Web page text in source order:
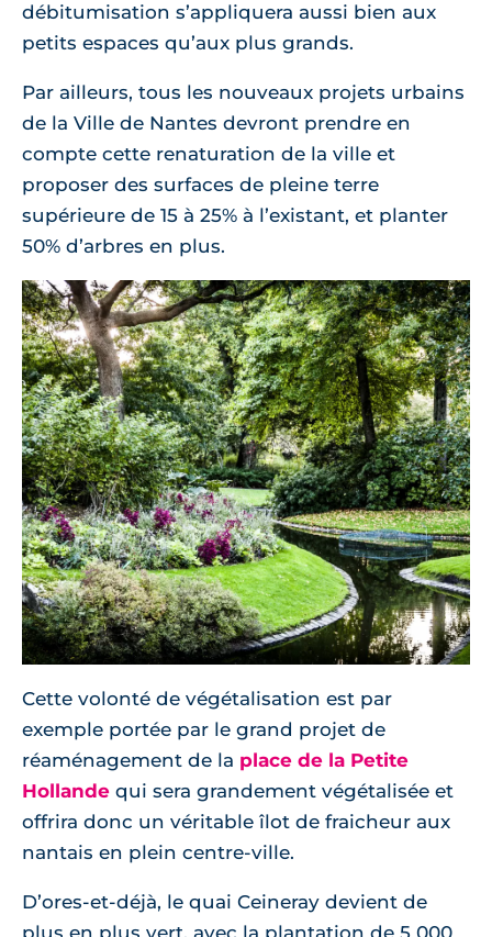
débitumisation s’appliquera aussi bien aux
petits espaces qu’aux plus grands.
Par ailleurs, tous les nouveaux projets urbains
de la Ville de Nantes devront prendre en
compte cette renaturation de la ville et
proposer des surfaces de pleine terre
supérieure de 15 à 25% à l’existant, et planter
50% d’arbres en plus.
Cette volonté de végétalisation est par
exemple portée par le grand projet de
réaménagement de la place de la Petite
Hollande qui sera grandement végétalisée et
offrira donc un véritable îlot de fraicheur aux
nantais en plein centre-ville.
D’ores-et-déjà, le quai Ceineray devient de
plus en plus vert, avec la plantation de 5 000